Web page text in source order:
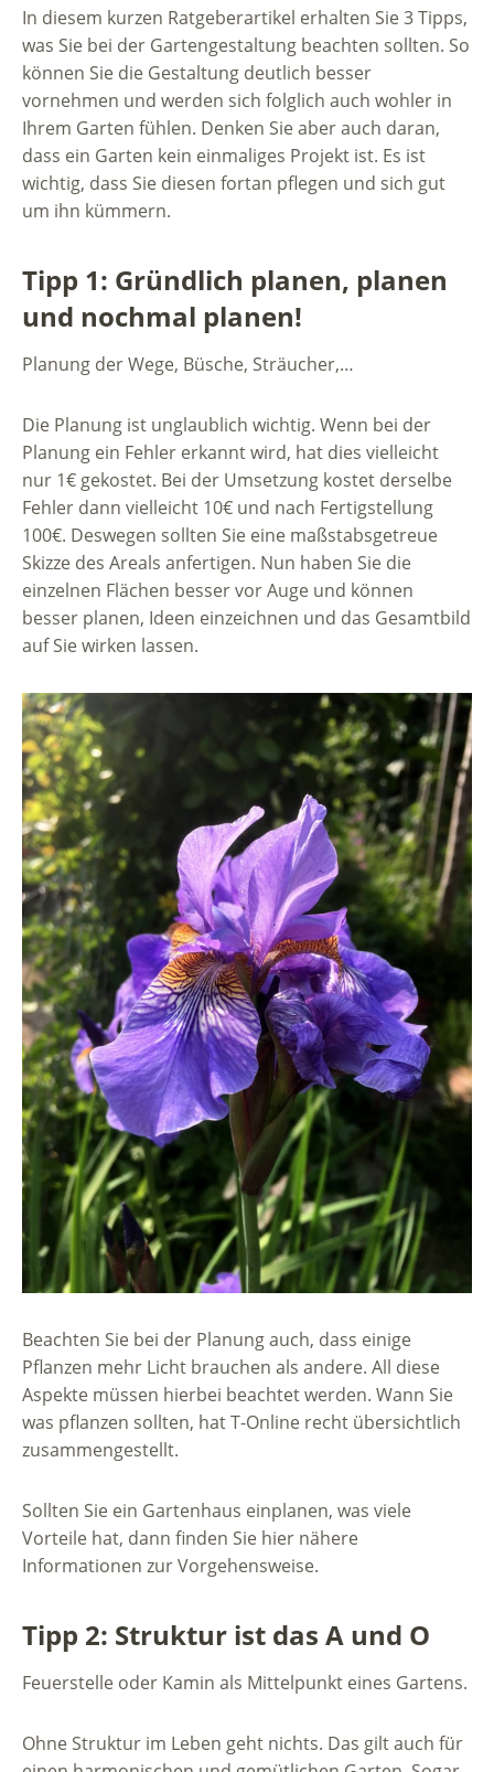
In diesem kurzen Ratgeberartikel erhalten Sie 3 Tipps,
was Sie bei der Gartengestaltung beachten sollten. So
können Sie die Gestaltung deutlich besser
vornehmen und werden sich folglich auch wohler in
Ihrem Garten fühlen. Denken Sie aber auch daran,
dass ein Garten kein einmaliges Projekt ist. Es ist
wichtig, dass Sie diesen fortan pflegen und sich gut
um ihn kümmern.
Tipp 1: Gründlich planen, planen
und nochmal planen!
Planung der Wege, Büsche, Sträucher,…
Die Planung ist unglaublich wichtig. Wenn bei der
Planung ein Fehler erkannt wird, hat dies vielleicht
nur 1€ gekostet. Bei der Umsetzung kostet derselbe
Fehler dann vielleicht 10€ und nach Fertigstellung
100€. Deswegen sollten Sie eine maßstabsgetreue
Skizze des Areals anfertigen. Nun haben Sie die
einzelnen Flächen besser vor Auge und können
besser planen, Ideen einzeichnen und das Gesamtbild
auf Sie wirken lassen.
Beachten Sie bei der Planung auch, dass einige
Pflanzen mehr Licht brauchen als andere. All diese
Aspekte müssen hierbei beachtet werden. Wann Sie
was pflanzen sollten, hat T-Online recht übersichtlich
zusammengestellt.
Sollten Sie ein Gartenhaus einplanen, was viele
Vorteile hat, dann finden Sie hier nähere
Informationen zur Vorgehensweise.
Tipp 2: Struktur ist das A und O
Feuerstelle oder Kamin als Mittelpunkt eines Gartens.
Ohne Struktur im Leben geht nichts. Das gilt auch für